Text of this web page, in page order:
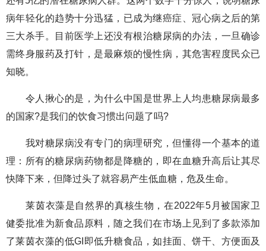
病年轻化的趋势十分迅猛，已成为继癌症、冠心病之后的第
三大杀手。目前医学上还没有根治糖尿病的办法，一旦确诊
需终身服药及打针，是最麻烦的慢性病，其危害程度民众已
知晓。
令人揪心的是，为什么中国是世界上人均患糖尿病最多
的国家?是我们的饮食习惯出问题了吗?
我对糖尿病没有专门的病理研究，但懂得一个基本的道
理：所有的糖尿病药物都是降糖的，即在血糖升高后让其尽
快降下来，但降过头了就容易产生低血糖，危及生命。
莱茵衣藻是自然界的真核生物，在2022年5月被国家卫
健委批准为新食品原料，随之我们在市场上见到了多款添加
了莱茵衣藻的低GI即低升糖食品，如挂面、饼干、方便面及